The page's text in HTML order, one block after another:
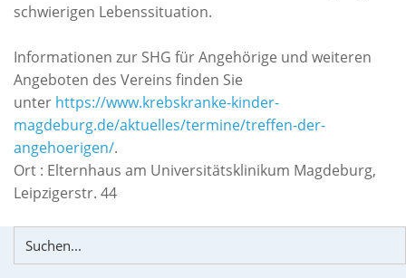
schwierigen Lebenssituation.
Informationen zur SHG für Angehörige und weiteren
Angeboten des Vereins finden Sie
unter https://www.krebskranke-kinder-
magdeburg.de/aktuelles/termine/treffen-der-
angehoerigen/.
Ort : Elternhaus am Universitätsklinikum Magdeburg,
Leipzigerstr. 44